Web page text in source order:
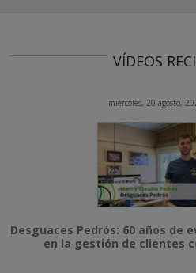
VÍDEOS
miércoles, 20 agosto,
Desguaces Pedrós: 60 años de
en la gestión de clientes